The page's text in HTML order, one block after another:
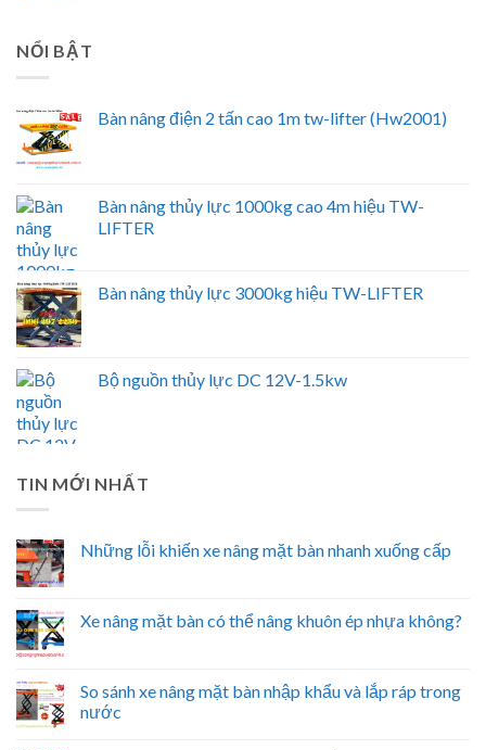
NỔI BẬT
Bàn nâng điện 2 tấn cao 1m tw-lifter (Hw2001)
Bàn nâng thủy lực 1000kg cao 4m hiệu TW-
LIFTER
Bàn nâng thủy lực 3000kg hiệu TW-LIFTER
Bộ nguồn thủy lực DC 12V-1.5kw
TIN MỚI NHẤT
Những lỗi khiến xe nâng mặt bàn nhanh xuống cấp
Xe nâng mặt bàn có thể nâng khuôn ép nhựa không?
So sánh xe nâng mặt bàn nhập khẩu và lắp ráp trong
nước